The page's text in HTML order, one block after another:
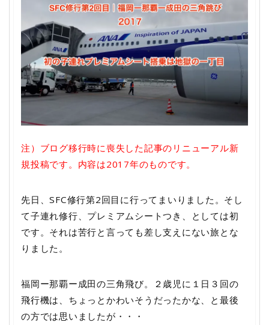
注）ブログ移行時に喪失した記事のリニューアル新
規投稿です。内容は2017年のものです。
先日、SFC修行第2回目に行ってまいりました。そし
て子連れ修行、プレミアムシートつき、としては初
です。それは苦行と言っても差し支えにない旅とな
りました。
福岡ー那覇ー成田の三角飛び。２歳児に１日３回の
飛行機は、ちょっとかわいそうだったかな、と最後
の方では思いましたが・・・